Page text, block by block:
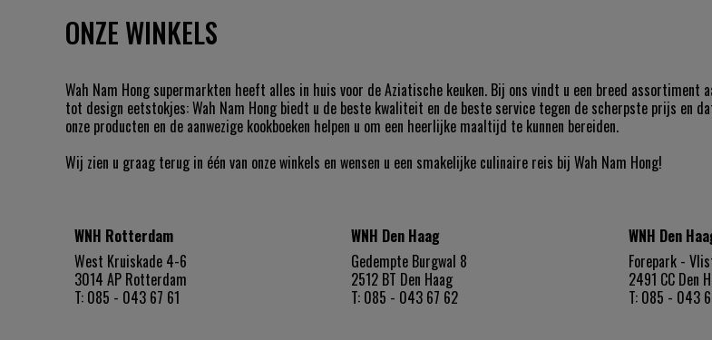
ONZE WINKELS
Wah Nam Hong supermarkten heeft alles in huis voor de Aziatische keuken. Bij ons vindt u een breed
tot design eetstokjes: Wah Nam Hong biedt u de beste kwaliteit en de beste service tegen de scherpste prijs en
onze producten en de aanwezige kookboeken helpen u om een heerlijke maaltijd te kunnen bereiden.
Wij zien u graag terug in één van onze winkels en wensen u een smakelijke culinaire reis bij Wah Nam Hong!
WNH Rotterdam
West Kruiskade 4-6
3014 AP Rotterdam
T: 085 - 043 67 61
WNH Den Haag
Gedempte Burgwal 8
2512 BT Den Haag
T: 085 - 043 67 62
WNH Den
Forepark -
2491 CC Den
T: 085 - 043